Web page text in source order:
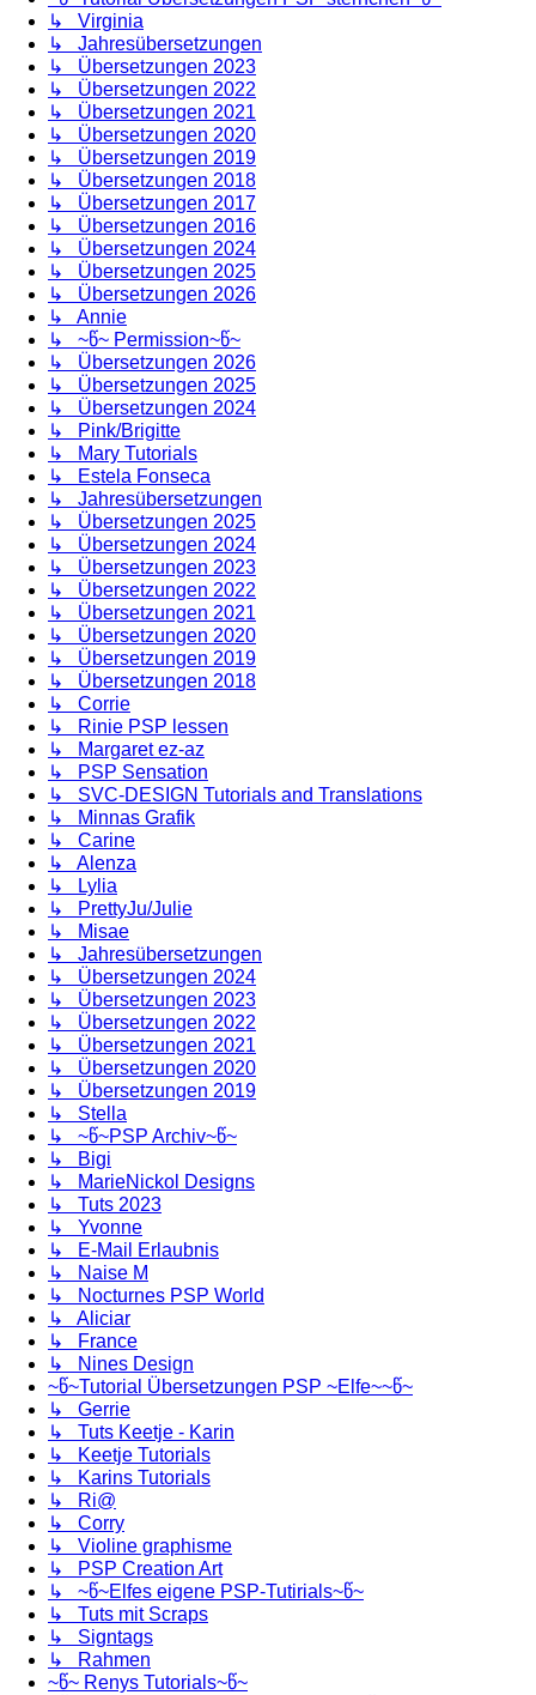
↳ Virginia
↳ Jahresübersetzungen
↳ Übersetzungen 2023
↳ Übersetzungen 2022
↳ Übersetzungen 2021
↳ Übersetzungen 2020
↳ Übersetzungen 2019
↳ Übersetzungen 2018
↳ Übersetzungen 2017
↳ Übersetzungen 2016
↳ Übersetzungen 2024
↳ Übersetzungen 2025
↳ Übersetzungen 2026
↳ Annie
↳ ~წ~ Permission~წ~
↳ Übersetzungen 2026
↳ Übersetzungen 2025
↳ Übersetzungen 2024
↳ Pink/Brigitte
↳ Mary Tutorials
↳ Estela Fonseca
↳ Jahresübersetzungen
↳ Übersetzungen 2025
↳ Übersetzungen 2024
↳ Übersetzungen 2023
↳ Übersetzungen 2022
↳ Übersetzungen 2021
↳ Übersetzungen 2020
↳ Übersetzungen 2019
↳ Übersetzungen 2018
↳ Corrie
↳ Rinie PSP lessen
↳ Margaret ez-az
↳ PSP Sensation
↳ SVC-DESIGN Tutorials and Translations
↳ Minnas Grafik
↳ Carine
↳ Alenza
↳ Lylia
↳ PrettyJu/Julie
↳ Misae
↳ Jahresübersetzungen
↳ Übersetzungen 2024
↳ Übersetzungen 2023
↳ Übersetzungen 2022
↳ Übersetzungen 2021
↳ Übersetzungen 2020
↳ Übersetzungen 2019
↳ Stella
↳ ~წ~PSP Archiv~წ~
↳ Bigi
↳ MarieNickol Designs
↳ Tuts 2023
↳ Yvonne
↳ E-Mail Erlaubnis
↳ Naise M
↳ Nocturnes PSP World
↳ Aliciar
↳ France
↳ Nines Design
~წ~Tutorial Übersetzungen PSP ~Elfe~~წ~
↳ Gerrie
↳ Tuts Keetje - Karin
↳ Keetje Tutorials
↳ Karins Tutorials
↳ Ri@
↳ Corry
↳ Violine graphisme
↳ PSP Creation Art
↳ ~წ~Elfes eigene PSP-Tutirials~წ~
↳ Tuts mit Scraps
↳ Signtags
↳ Rahmen
~წ~ Renys Tutorials~წ~